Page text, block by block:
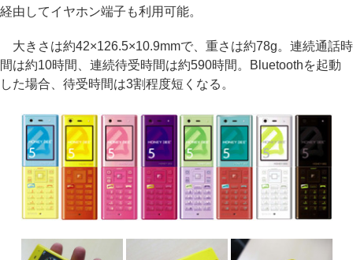
経由してイヤホン端子も利用可能。
大きさは約42×126.5×10.9mmで、重さは約78g。連続通話時
間は約10時間、連続待受時間は約590時間。Bluetoothを起動
した場合、待受時間は3割程度短くなる。